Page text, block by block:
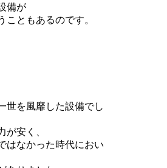
備が
こともあるのです。
世を風靡した設備でし
が安く、
はなかった時代におい